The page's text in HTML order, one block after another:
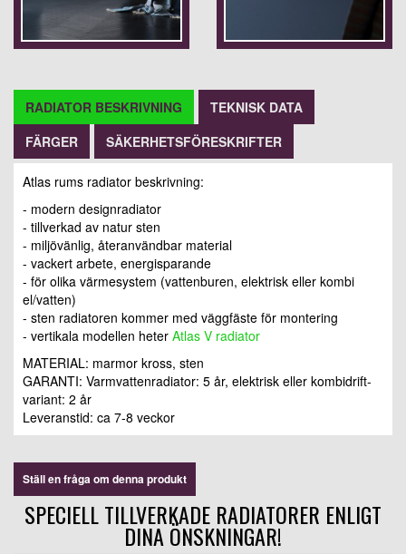
RADIATOR BESKRIVNING
TEKNISK DATA
FÄRGER
SÄKERHETSFÖRESKRIFTER
Atlas rums radiator beskrivning:
- modern designradiator
- tillverkad av natur sten
- miljövänlig, återanvändbar material
- vackert arbete, energisparande
- för olika värmesystem (vattenburen, elektrisk eller kombi
el/vatten)
- sten radiatoren kommer med väggfäste för montering
- vertikala modellen heter Atlas V radiator
MATERIAL: marmor kross, sten
GARANTI: Varmvattenradiator: 5 år, elektrisk eller kombidrift-
variant: 2 år
Leveranstid: ca 7-8 veckor
Ställ en fråga om denna produkt
SPECIELL TILLVERKADE RADIATORER ENLIGT
DINA ÖNSKNINGAR!